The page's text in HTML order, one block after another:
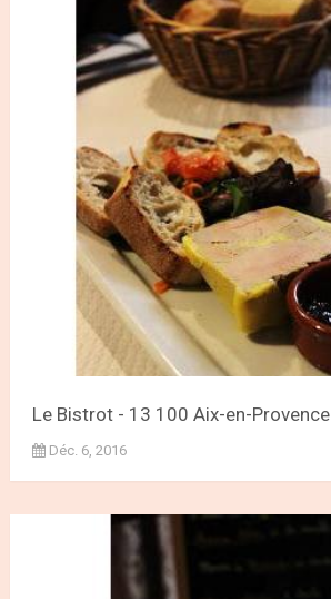
Le Bistrot - 13 100 Aix-en-Provence
Déc. 6, 2016